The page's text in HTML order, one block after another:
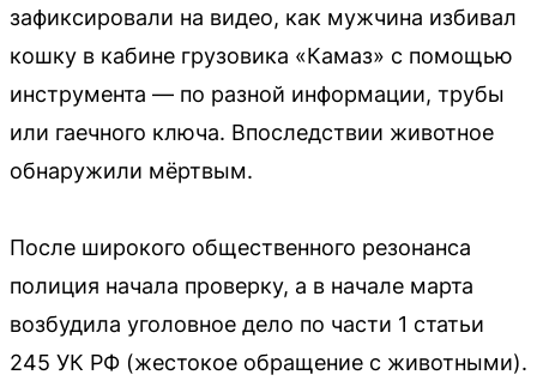
зафиксировали на видео, как мужчина избивал
кошку в кабине грузовика «Камаз» с помощью
инструмента — по разной информации, трубы
или гаечного ключа. Впоследствии животное
обнаружили мёртвым.
После широкого общественного резонанса
полиция начала проверку, а в начале марта
возбудила уголовное дело по части 1 статьи
245 УК РФ (жестокое обращение с животными).